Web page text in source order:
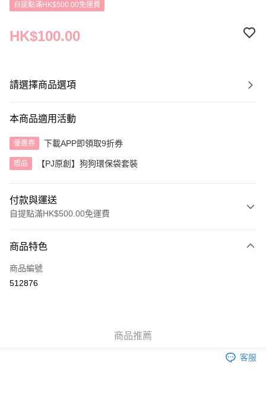
自提點滿HK$500.00免運費
HK$100.00
請選擇商品選項
本商品適用活動
優惠券 下載APP即領取9折券
贈品 【PJ原創】狗狗環保袋套裝
付款與運送
自提點滿HK$500.00免運費
信用卡
AlipayHK
每筆HK$40.00，滿HK$500.00或以上免運費
商品特色
商品編號
512876
商品推薦
客服